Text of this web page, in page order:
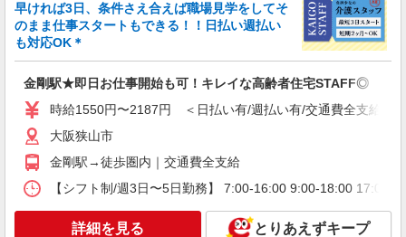
早ければ3日、条件さえ合えば職場見学をしてそ
のまま仕事スタートもできる！！日払い週払い
も対応OK＊
金剛駅★即日お仕事開始も可！キレイな高齢者住宅STAFF◎
時給1550円〜2187円 ＜日払い有/週払い有/交通費全支給(ガ
大阪狭山市
金剛駅→徒歩圏内｜交通費全支給
【シフト制/週3日〜5日勤務】 7:00-16:00 9:00-18:00
詳細を見る とりあえずキープ